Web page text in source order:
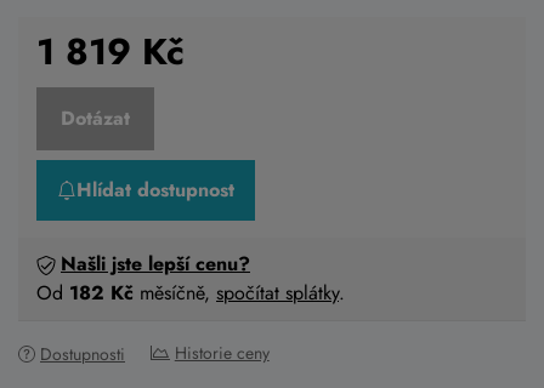
1 819 Kč
Dotázat
Hlídat dostupnost
Našli jste lepší cenu?
Od 182 Kč měsíčně, spočítat splátky.
Dostupnosti Historie ceny